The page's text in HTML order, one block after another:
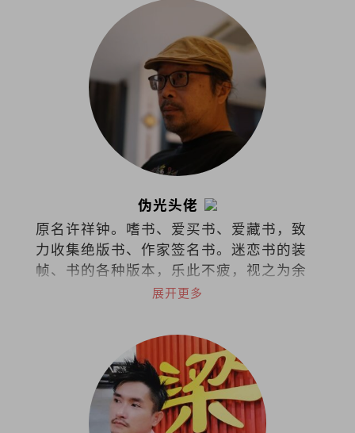
伪光头佬
原名许祥钟。嗜书、爱买书、爱藏书，致
力收集绝版书、作家签名书。迷恋书的装
帧、书的各种版本，乐此不疲，视之为余
展开更多